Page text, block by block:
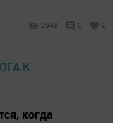
2948 0 0
когда